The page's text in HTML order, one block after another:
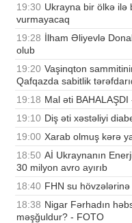
19:30 Ukrayna bir ölkə ilə
vurmayacaq
19:28 İlham Əliyevlə
olub
19:20 Vaşinqton
Qafqazda sabitlik
19:18 Mal əti BAHALAŞDI
19:10 Diş əti xəstəliyi
19:00 Xarab olmuş kərə
18:50 Aİ Ukraynanın
30 milyon avro ayırıb
18:40 FHN su
18:38 Nigar Fərhadın
məşğuldur? - FOTO